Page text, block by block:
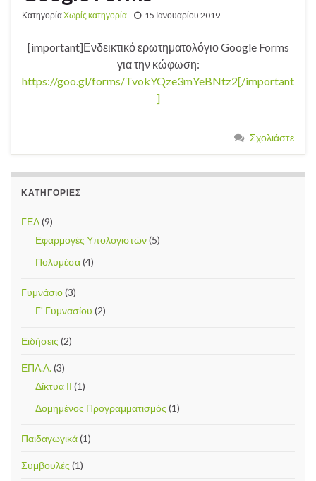
ΚατηγορίαΧωρίς κατηγορία 15 Ιανουαρίου 2019
[important]Ενδεικτικό ερωτηματολόγιο Google Forms
για την κώφωση:
https://goo.gl/forms/TvokYQze3mYeBNtz2[/important
]
Σχολιάστε
ΚΑΤΗΓΟΡΊΕΣ
ΓΕΛ(9)
Εφαρμογές Υπολογιστών(5)
Πολυμέσα(4)
Γυμνάσιο(3)
Γ' Γυμνασίου (2)
Ειδήσεις (2)
ΕΠΑ.Λ.(3)
Δίκτυα ΙΙ (1)
Δομημένος Προγραμματισμός (1)
Παιδαγωγικά(1)
Συμβουλές (1)